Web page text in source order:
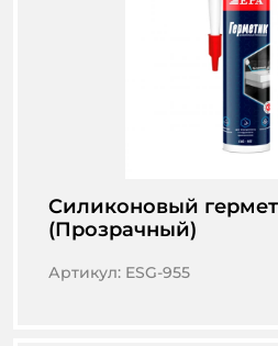
Cиликоновый
(Прозрачный)
Артикул: ESG-955